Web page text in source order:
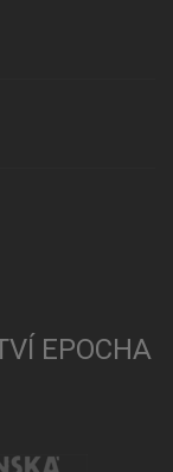
EPOCHA